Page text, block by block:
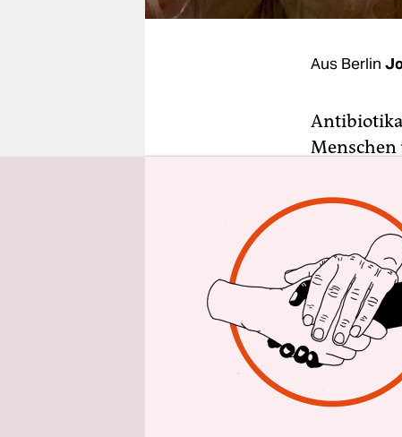
abo
Aus Berlin
Menschen
die
Woche mit
dass ein
in Ställen
sich
gefährde